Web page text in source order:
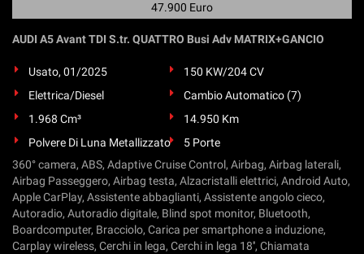
47.900 Euro
AUDI A5 Avant TDI S.tr. QUATTRO Busi Adv MATRIX+GANCIO
Usato, 01/2025
150 KW/204 CV
Elettrica/Diesel
Cambio Automatico (7)
1.968 Cm³
14.950 Km
Polvere Di Luna Metallizzato
5 Porte
360° camera, ABS, Adaptive Cruise Control, Airbag, Airbag laterali,
Airbag Passeggero, Airbag testa, Alzacristalli elettrici, Android Auto,
Apple CarPlay, Assistente abbaglianti, Assistente angolo cieco,
Autoradio, Autoradio digitale, Blind spot monitor, Bluetooth,
Boardcomputer, Bracciolo, Carica per smartphone a induzione,
Carplay wireless, Cerchi in lega, Cerchi in lega 18'', Chiamata